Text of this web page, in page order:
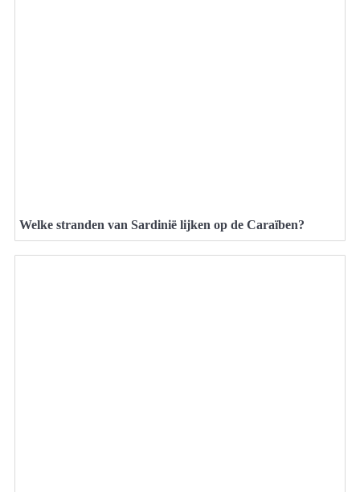
Welke stranden van Sardinië lijken op de Caraïben?